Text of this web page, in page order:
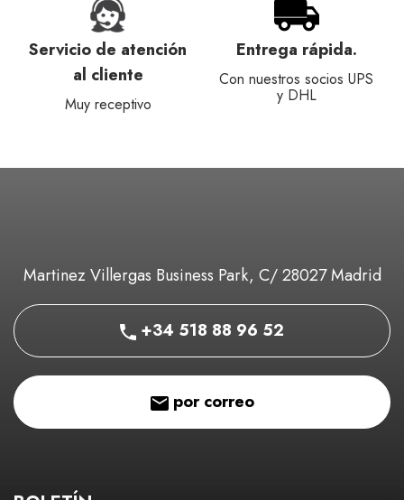
Servicio de atención
al cliente
Muy receptivo
Entrega rápida.
Con nuestros socios UPS
y DHL
Martinez Villergas Business Park, C/ 28027 Madrid
+34 518 88 96 52
por correo